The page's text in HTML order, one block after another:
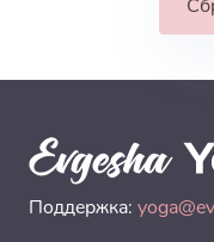
Поддержка: